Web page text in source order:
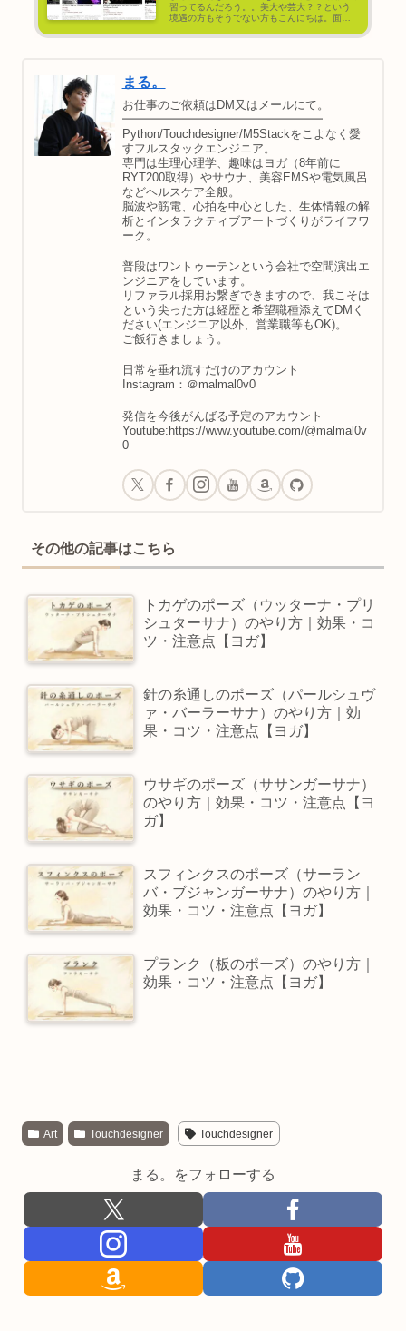
習ってるんだろう。。美大や芸大？？という
境遇の方もそうでない方もこんにちは。面白
の、友達がふえずぼっちクリエイターをして
まる。
お仕事のご依頼はDM又はメールにて。
━━━━━━━━━━━━━━━━━
Python/Touchdesigner/M5Stackをこよなく愛
すフルスタックエンジニア。
専門は生理心理学、趣味はヨガ（8年前に
RYT200取得）やサウナ、美容EMSや電気風呂
などヘルスケア全般。
脳波や筋電、心拍を中心とした、生体情報の解
析とインタラクティブアートづくりがライフワ
ーク。
普段はワントゥーテンという会社で空間演出エ
ンジニアをしています。
リファラル採用お繋ぎできますので、我こそは
という尖った方は経歴と希望職種添えてDMく
ださい(エンジニア以外、営業職等もOK)。
ご飯行きましょう。
日常を垂れ流すだけのアカウント
Instagram：＠malmal0v0
発信を今後がんばる予定のアカウント
Youtube:https://www.youtube.com/@malmal0v
0
その他の記事はこちら
トカゲのポーズ（ウッターナ・プリ
シュターサナ）のやり方｜効果・コ
ツ・注意点【ヨガ】
針の糸通しのポーズ（パールシュヴ
ァ・バーラーサナ）のやり方｜効
果・コツ・注意点【ヨガ】
ウサギのポーズ（ササンガーサナ）
のやり方｜効果・コツ・注意点【ヨ
ガ】
スフィンクスのポーズ（サーラン
バ・ブジャンガーサナ）のやり方｜
効果・コツ・注意点【ヨガ】
プランク（板のポーズ）のやり方｜
効果・コツ・注意点【ヨガ】
Art Touchdesigner Touchdesigner
まる。をフォローする